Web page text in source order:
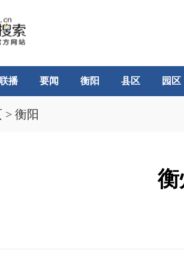
播 要闻 衡阳 县区 园区
> 衡阳
衡